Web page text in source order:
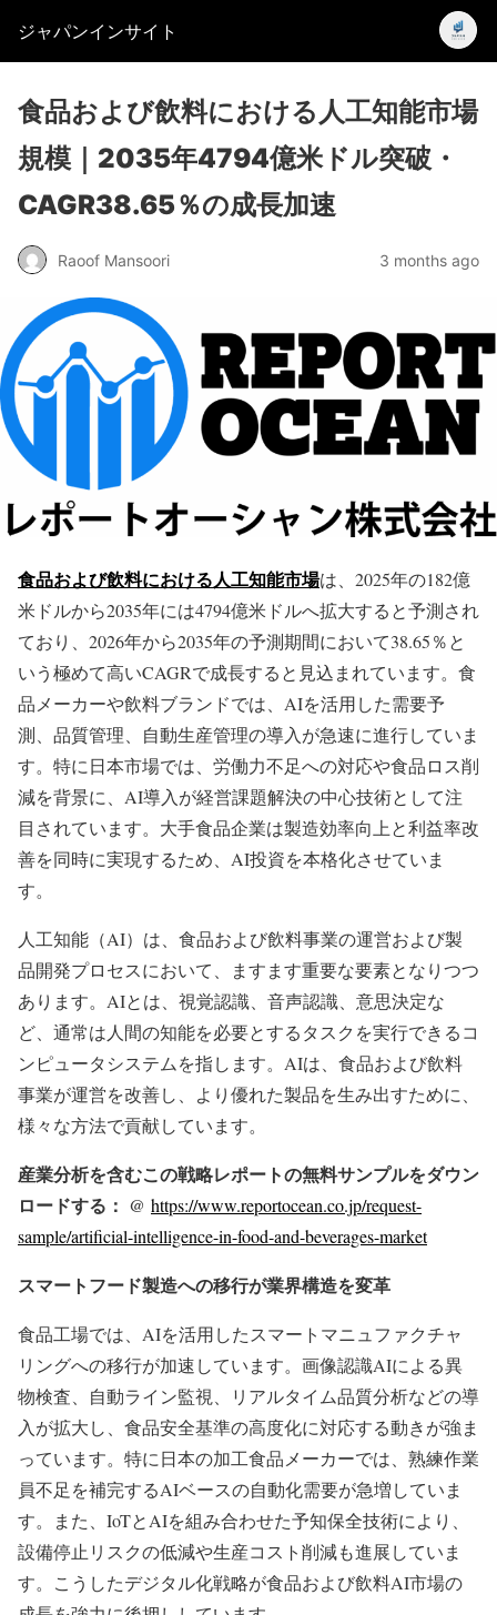
ジャパンインサイト
食品および飲料における人工知能市場
規模｜2035年4794億米ドル突破・
CAGR38.65％の成長加速
Raoof Mansoori 3 months ago
食品および飲料における人工知能市場は、2025年の182億
米ドルから2035年には4794億米ドルへ拡大すると予測され
ており、2026年から2035年の予測期間において38.65％と
いう極めて高いCAGRで成長すると見込まれています。食
品メーカーや飲料ブランドでは、AIを活用した需要予
測、品質管理、自動生産管理の導入が急速に進行していま
す。特に日本市場では、労働力不足への対応や食品ロス削
減を背景に、AI導入が経営課題解決の中心技術として注
目されています。大手食品企業は製造効率向上と利益率改
善を同時に実現するため、AI投資を本格化させていま
す。
人工知能（AI）は、食品および飲料事業の運営および製
品開発プロセスにおいて、ますます重要な要素となりつつ
あります。AIとは、視覚認識、音声認識、意思決定な
ど、通常は人間の知能を必要とするタスクを実行できるコ
ンピュータシステムを指します。AIは、食品および飲料
事業が運営を改善し、より優れた製品を生み出すために、
様々な方法で貢献しています。
産業分析を含むこの戦略レポートの無料サンプルをダウン
ロードする： @ https://www.reportocean.co.jp/request-
sample/artificial-intelligence-in-food-and-beverages-market
スマートフード製造への移行が業界構造を変革
食品工場では、AIを活用したスマートマニュファクチャ
リングへの移行が加速しています。画像認識AIによる異
物検査、自動ライン監視、リアルタイム品質分析などの導
入が拡大し、食品安全基準の高度化に対応する動きが強ま
っています。特に日本の加工食品メーカーでは、熟練作業
員不足を補完するAIベースの自動化需要が急増していま
す。また、IoTとAIを組み合わせた予知保全技術により、
設備停止リスクの低減や生産コスト削減も進展していま
す。こうしたデジタル化戦略が食品および飲料AI市場の